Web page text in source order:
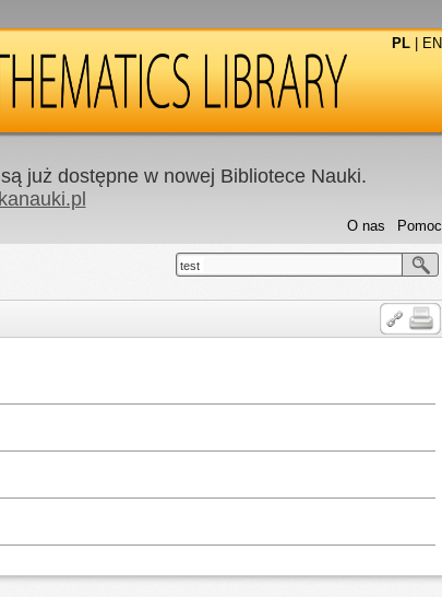
PL EN
już dostępne w nowej Bibliotece Nauki.
Pomoc
O nas
test